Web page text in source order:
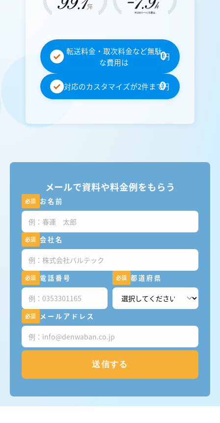
転送料金・取次料金など無駄
な費用は
0円
対応のカスタマイズが2件まで0円
メールで資料や料金例をもらう
必須 お名前
必須 会社名
必須 電話番号 必須 都道府県
必須 メールアドレス